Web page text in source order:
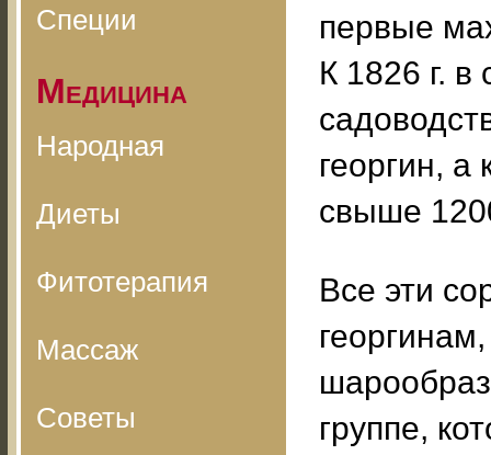
Специи
Медицина
Народная
Диеты
Фитотерапия
Массаж
Советы
первые
К 1826 г.
георгин, а
свыше
Все эти
группе,